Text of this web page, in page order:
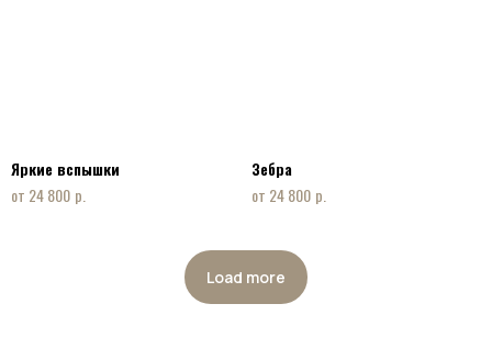
Яркие вспышки
24 800 р.
Зебра
24 800 р.
Load more